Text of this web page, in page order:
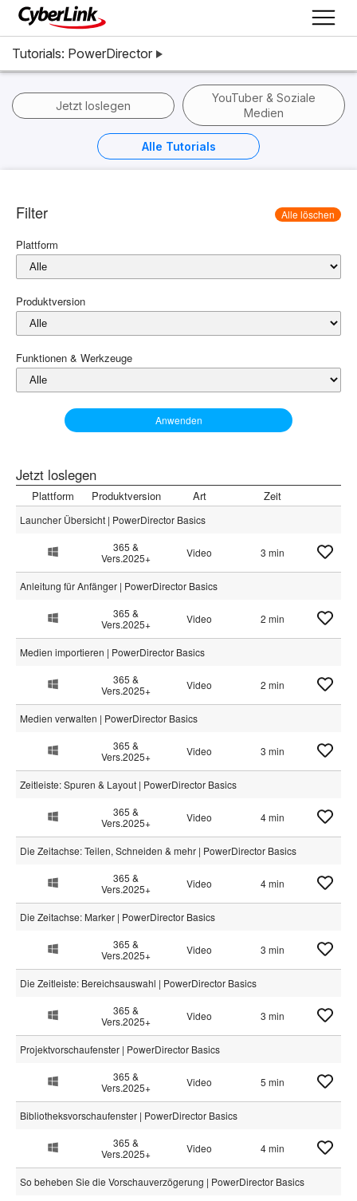
Tutorials: PowerDirector
Jetzt loslegen
YouTuber & Soziale
Medien
Alle Tutorials
Filter Alle löschen
Plattform
Produktversion
Funktionen & Werkzeuge
Anwenden
Jetzt loslegen
Plattform Produktversion Art Zeit
Launcher Übersicht | PowerDirector Basics
365 &
Vers.2025+
Video 3 min
Anleitung für Anfänger | PowerDirector Basics
365 &
Vers.2025+
Video 2 min
Medien importieren | PowerDirector Basics
365 &
Vers.2025+
Video 2 min
Medien verwalten | PowerDirector Basics
365 &
Vers.2025+
Video 3 min
Zeitleiste: Spuren & Layout | PowerDirector Basics
365 &
Vers.2025+
Video 4 min
Die Zeitachse: Teilen, Schneiden & mehr | PowerDirector Basics
365 &
Vers.2025+
Video 4 min
Die Zeitachse: Marker | PowerDirector Basics
365 &
Vers.2025+
Video 3 min
Die Zeitleiste: Bereichsauswahl | PowerDirector Basics
365 &
Vers.2025+
Video 3 min
Projektvorschaufenster | PowerDirector Basics
365 &
Vers.2025+
Video 5 min
Bibliotheksvorschaufenster | PowerDirector Basics
365 &
Vers.2025+
Video 4 min
So beheben Sie die Vorschauverzögerung | PowerDirector Basics